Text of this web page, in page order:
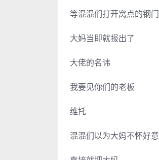
等混混们打开窝点的钢门
大妈当即就报出了
大佬的名讳
我要见你们的老板
维托
混混们以为大妈不怀好意